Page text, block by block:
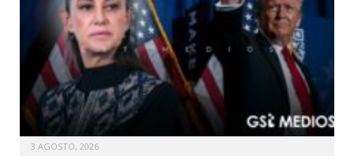
3 AGOSTO, 2026